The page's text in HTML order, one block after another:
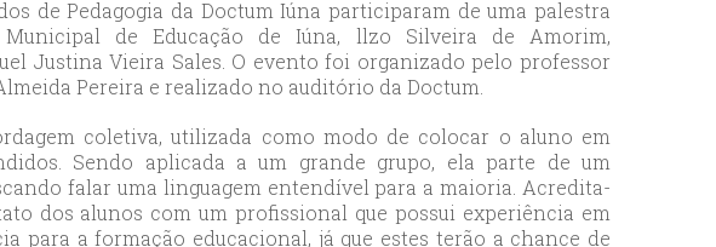
de Pedagogia da Doctum Iúna participaram de uma palestra
de Educação de Iúna, llzo Silveira de Amorim,
Justina Vieira Sales. O evento foi organizado pelo professor
Pereira e realizado no auditório da Doctum.
coletiva, utilizada como modo de colocar o aluno em
Sendo aplicada a um grande grupo, ela parte de um
falar uma linguagem entendível para a maioria. Acredita-
dos alunos com um profissional que possui experiência em
para a formação educacional, já que estes terão a chance de